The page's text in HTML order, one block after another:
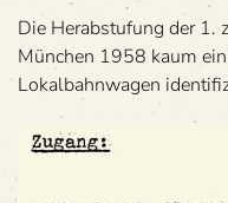
Die Her­ab­stu­fung der 1.
Mün­chen 1958 kaum
Lokal­bahn­wa­gen